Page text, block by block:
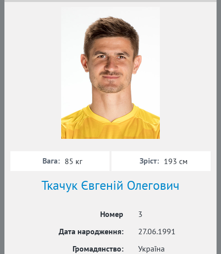
Ткачук Євгеній Олегович
Номер
3
Дата народження:
27.06.1991
Громадянство:
Україна
Вага: 85 кг Зріст: 193 см